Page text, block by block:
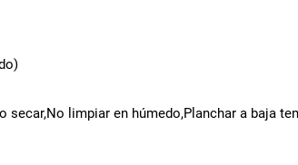
secar,No limpiar en húmedo,Planchar a baja